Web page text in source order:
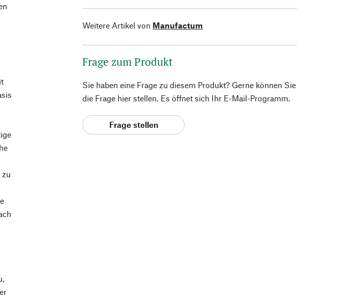
zu
Weitere Artikel von Manufactum
Frage zum Produkt
Sie haben eine Frage zu diesem Produkt? Gerne können Sie
die Frage hier stellen. Es öffnet sich Ihr E-Mail-Programm.
Frage stellen